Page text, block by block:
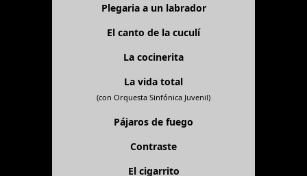
Plegaria a un labrador
El canto de la cuculí
La cocinerita
La vida total
(con Orquesta Sinfónica Juvenil)
Pájaros de fuego
Contraste
El cigarrito